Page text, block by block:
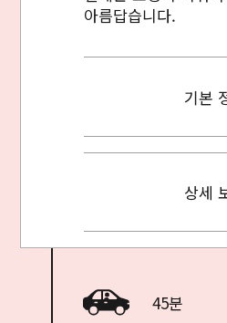
아름답습니다.
기본
상세
45분